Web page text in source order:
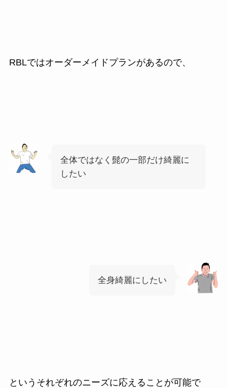
RBLではオーダーメイドプランがあるので、
全体ではなく髭の一部だけ綺麗に
したい
全身綺麗にしたい
というそれぞれのニーズに応えることが可能で